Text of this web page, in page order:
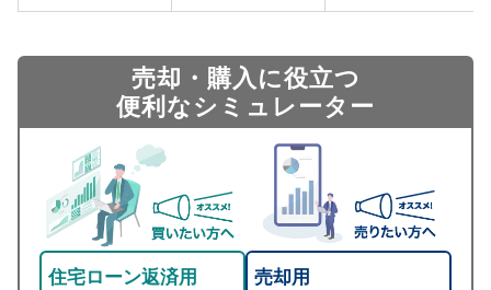
売却・購入に役立つ
便利なシミュレーター
住宅ローン返済用 売却用